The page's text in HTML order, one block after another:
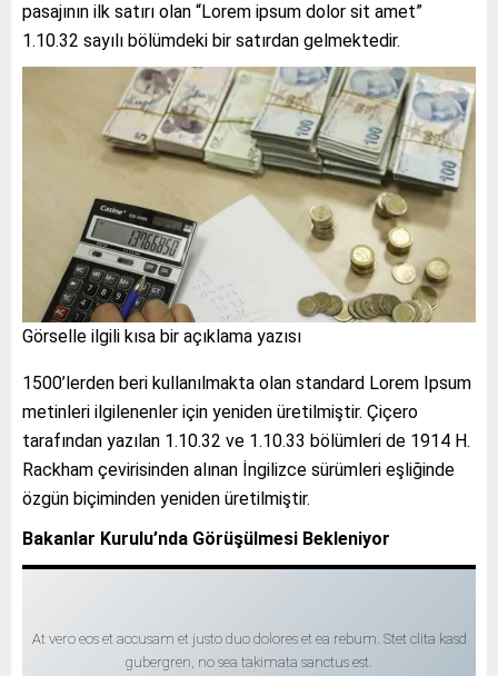
pasajının ilk satırı olan “Lorem ipsum dolor sit amet”
1.10.32 sayılı bölümdeki bir satırdan gelmektedir.
Görselle ilgili kısa bir açıklama yazısı
1500’lerden beri kullanılmakta olan standard Lorem Ipsum
metinleri ilgilenenler için yeniden üretilmiştir. Çiçero
tarafından yazılan 1.10.32 ve 1.10.33 bölümleri de 1914 H.
Rackham çevirisinden alınan İngilizce sürümleri eşliğinde
özgün biçiminden yeniden üretilmiştir.
Bakanlar Kurulu’nda Görüşülmesi Bekleniyor
At vero eos et accusam et justo duo dolores et ea rebum. Stet clita kasd
gubergren, no sea takimata sanctus est.